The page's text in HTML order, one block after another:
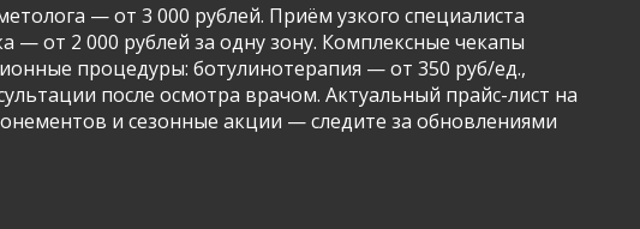
— от 3 000 рублей. Приём узкого специалиста
— от 2 000 рублей за одну зону. Комплексные чекапы
процедуры: ботулинотерапия — от 350 руб/ед.,
после осмотра врачом. Актуальный прайс-лист на
и сезонные акции — следите за обновлениями